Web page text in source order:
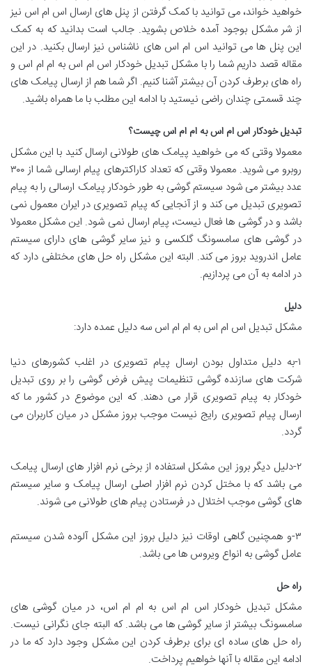
خواهید خواند، می توانید با کمک گرفتن از پنل های ارسال اس ام اس نیز
از شر مشکل بوجود آمده خلاص بشوید. جالب است بدانید که به کمک
این پنل ها می توانید اس ام اس های ناشناس نیز ارسال بکنید. در این
مقاله قصد داریم شما را با مشکل تبدیل خودکار اس ام اس به ام ام اس و
راه های برطرف کردن آن بیشتر آشنا کنیم. اگر شما هم از ارسال پیامک های
چند قسمتی چندان راضی نیستید با ادامه این مطلب با ما همراه باشید.
تبدیل خودکار اس ام اس به ام ام اس چیست؟
معمولا وقتی که می خواهید پیامک های طولانی ارسال کنید با این مشکل
روبرو می شوید. معمولا وقتی که تعداد کاراکترهای پیام ارسالی شما از ۳۰۰
عدد بیشتر می شود سیستم گوشی به طور خودکار پیامک ارسالی را به پیام
تصویری تبدیل می کند و از آنجایی که پیام تصویری در ایران معمول نمی
باشد و در گوشی ها فعال نیست، پیام ارسال نمی شود. این مشکل معمولا
در گوشی های سامسونگ گلکسی و نیز سایر گوشی های دارای سیستم
عامل اندروید بروز می کند. البته این مشکل راه حل های مختلفی دارد که
در ادامه به آن می پردازیم.
دلیل
مشکل تبدیل اس ام اس به ام ام اس سه دلیل عمده دارد:
۱-به دلیل متداول بودن ارسال پیام تصویری در اغلب کشورهای دنیا
شرکت های سازنده گوشی تنظیمات پیش فرض گوشی را بر روی تبدیل
خودکار به پیام تصویری قرار می دهند. که این موضوع در کشور ما که
ارسال پیام تصویری رایج نیست موجب بروز مشکل در میان کاربران می
گردد.
۲-دلیل دیگر بروز این مشکل استفاده از برخی نرم افزار های ارسال پیامک
می باشد که با مختل کردن نرم افزار اصلی ارسال پیامک و سایر سیستم
های گوشی موجب اختلال در فرستادن پیام های طولانی می شوند.
۳-و همچنین گاهی اوقات نیز دلیل بروز این مشکل آلوده شدن سیستم
عامل گوشی به انواع ویروس ها می باشد.
راه حل
مشکل تبدیل خودکار اس ام اس به ام ام اس، در میان گوشی های
سامسونگ بیشتر از سایر گوشی ها می باشد. که البته جای نگرانی نیست.
راه حل های ساده ای برای برطرف کردن این مشکل وجود دارد که ما در
ادامه این مقاله با آنها خواهیم پرداخت.